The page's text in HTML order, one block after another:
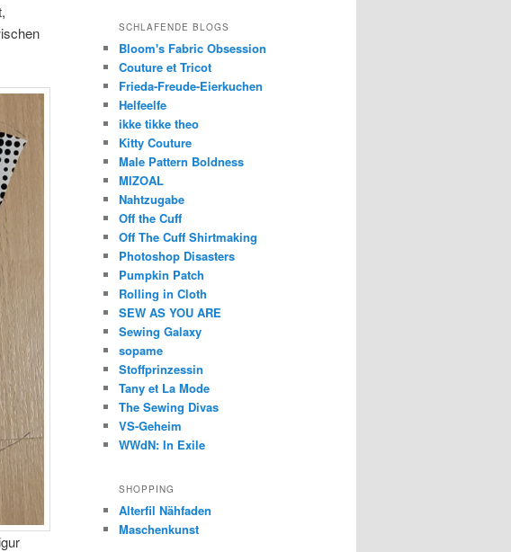
SCHLAFENDE BLOGS
Bloom's Fabric Obsession
Couture et Tricot
Frieda-Freude-Eierkuchen
Helfeelfe
ikke tikke theo
Kitty Couture
Male Pattern Boldness
MIZOAL
Nahtzugabe
Off the Cuff
Off The Cuff Shirtmaking
Photoshop Disasters
Pumpkin Patch
Rolling in Cloth
SEW AS YOU ARE
Sewing Galaxy
sopame
Stoffprinzessin
Tany et La Mode
The Sewing Divas
VS-Geheim
WWdN: In Exile
SHOPPING
Alterfil Nähfaden
Maschenkunst